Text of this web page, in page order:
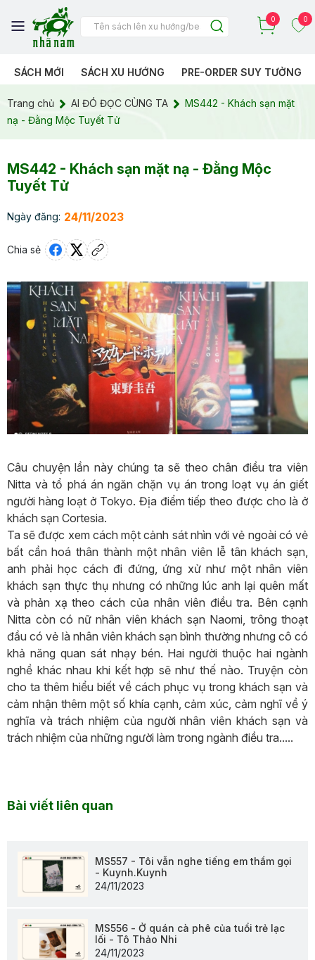
0 0
SÁCH MỚI SÁCH XU HƯỚNG PRE-ORDER SUY TƯỞNG
Trang chủ AI ĐÓ ĐỌC CÙNG TA
MS442 - Khách sạn mặt
nạ - Đằng Mộc Tuyết Tử
MS442 - Khách sạn mặt nạ - Đằng Mộc
Tuyết Tử
Ngày đăng: 24/11/2023
Chia sẻ
Câu chuyện lần này chúng ta sẽ theo chân điều tra viên
Nitta và tổ phá án ngăn chặn vụ án trong loạt vụ án giết
người hàng loạt ở Tokyo. Địa điểm tiếp theo được cho là ở
khách sạn Cortesia.
Ta sẽ được xem cách một cảnh sát nhìn với vẻ ngoài có vẻ
bất cần hoá thân thành một nhân viên lễ tân khách sạn,
anh phải học cách đi đứng, ứng xử như một nhân viên
khách sạn thực thụ nhưng có những lúc anh lại quên mất
và phản xạ theo cách của nhân viên điều tra. Bên cạnh
Nitta còn có nữ nhân viên khách sạn Naomi, trông thoạt
đầu có vẻ là nhân viên khách sạn bình thường nhưng cô có
khả năng quan sát nhạy bén. Hai người thuộc hai ngành
nghề khác nhau khi kết hợp sẽ như thế nào. Truyện còn
cho ta thêm hiểu biết về cách phục vụ trong khách sạn và
cảm nhận thêm một số khía cạnh, cảm xúc, cảm nghĩ về ý
nghĩa và trách nhiệm của người nhân viên khách sạn và
trách nhiệm của những người làm trong ngành điều tra.....
Bài viết liên quan
MS557 - Tôi vẫn nghe tiếng em thầm gọi
- Kuynh.Kuynh
24/11/2023
MS556 - Ở quán cà phê của tuổi trẻ lạc
lối - Tô Thảo Nhi
24/11/2023